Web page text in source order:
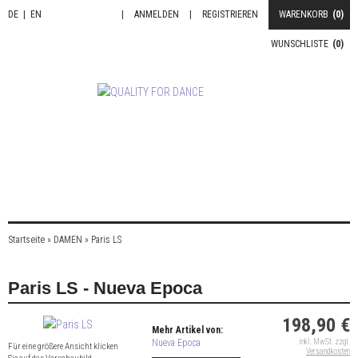
DE EN WARENKORB (0)
REGISTRIEREN
ANMELDEN
WUNSCHLISTE (0)
Startseite » DAMEN » Paris LS
Paris LS - Nueva Epoca
Für eine größere Ansicht klicken
Mehr Artikel von:
Nueva Epoca
198,90 €
inkl. MwSt. zzgl.
Versandkosten